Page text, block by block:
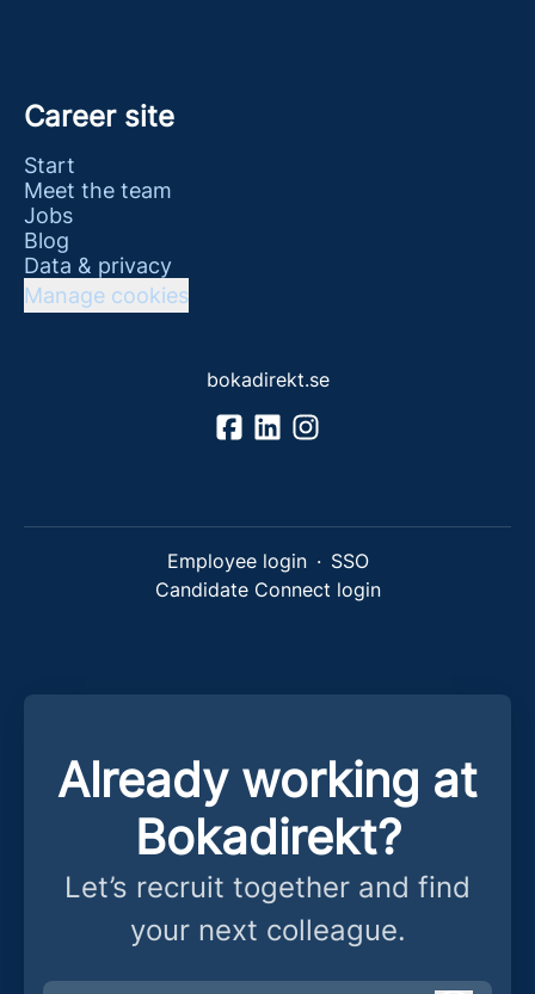
Career site
Start
Meet the team
Jobs
Blog
Data & privacy
Manage cookies
bokadirekt.se
Employee login · SSO
Candidate Connect login
Already working at
Bokadirekt?
Let’s recruit together and find
your next colleague.